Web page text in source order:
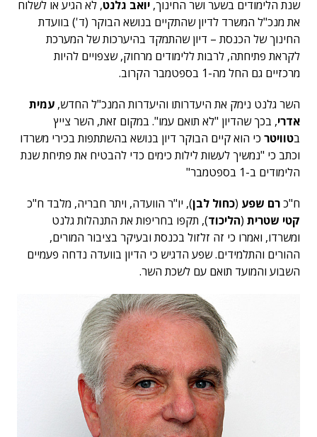
שנת הלימודים בשער ושר החינוך, יואב גלנט, לא הגיע או לשלוח
את מנכ"ל המשרד לדיון שהתקיים בנושא הבוקר (ד') בוועדת
החינוך של הכנסת – דיון שהתמקד בהיערכות של המערכת
לקראת פתיחתה, לרבות ללימודים מרחוק, שצפויים להיות
מרכזיים גם החל מה-1 בספטמבר הקרוב.
השר גלנט נימק את היעדרותו והיעדרות המנכ"ל החדש, עמית
אדרי, בכך שהדיון "לא תואם עמו". במקום זאת, השר צייץ
בטוויטר כי הוא קיים הבוקר דיון בנושא בהשתתפות בכירי משרדו
וכתב כי "נמשיך לעשות לילות כימים כדי להבטיח את פתיחת שנת
הלימודים ב-1 בספטמבר"
ח"כרם שפע (כחול לבן), יו"ר הוועדה, ויתר חבריה, מלבד ח"כ
קטי שטרית (הליכוד), תקפו בחריפות את התנהלות גלנט
ומשרדו, ואמרו כי זה זלזול בכנסת ובעיקר בציבור המורים,
ההורים והתלמידים. שפע הדגיש כי הדיון בוועדה נדחה פעמיים
השבוע והמועד תואם עם לשכת השר.